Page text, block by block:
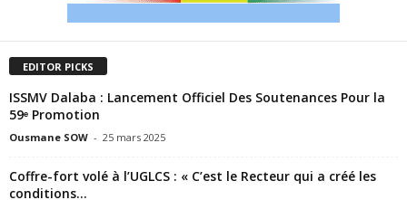
EDITOR PICKS
ISSMV Dalaba : Lancement Officiel Des Soutenances Pour la
59ᵉ Promotion
Ousmane SOW - 25 mars 2025
Coffre-fort volé à l’UGLCS : « C’est le Recteur qui a créé les
conditions...